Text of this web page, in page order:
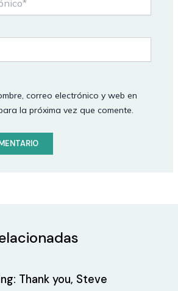
correo electrónico y web en
la próxima vez que comente.
Thank you, Steve